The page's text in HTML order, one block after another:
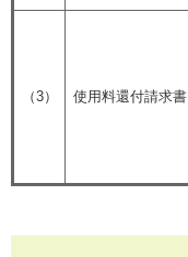
（3） 使用料還付請求書